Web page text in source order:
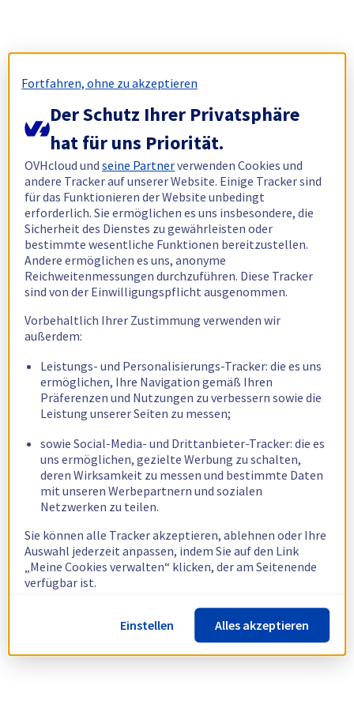
Fortfahren, ohne zu akzeptieren
Der Schutz Ihrer Privatsphäre
hat für uns Priorität.
OVHcloud undseine Partnerverwenden Cookies und
andere Tracker auf unserer Website. Einige Tracker sind
für das Funktionieren der Website unbedingt
erforderlich. Sie ermöglichen es uns insbesondere, die
Sicherheit des Dienstes zu gewährleisten oder
bestimmte wesentliche Funktionen bereitzustellen.
Andere ermöglichen es uns, anonyme
Reichweitenmessungen durchzuführen. Diese Tracker
sind von der Einwilligungspflicht ausgenommen.
Vorbehaltlich Ihrer Zustimmung verwenden wir
außerdem:
Leistungs- und Personalisierungs-Tracker: die es uns
ermöglichen, Ihre Navigation gemäß Ihren
Präferenzen und Nutzungen zu verbessern sowie die
Leistung unserer Seiten zu messen;
sowie Social-Media- und Drittanbieter-Tracker: die es
uns ermöglichen, gezielte Werbung zu schalten,
deren Wirksamkeit zu messen und bestimmte Daten
mit unseren Werbepartnern und sozialen
Netzwerken zu teilen.
Sie können alle Tracker akzeptieren, ablehnen oder Ihre
Auswahl jederzeit anpassen, indem Sie auf den Link
„Meine Cookies verwalten“ klicken, der am Seitenende
verfügbar ist.
Weitere Informationen finden Sie in unsererRichtlinie
zur Verwendung von Cookies.
Einstellen Alles akzeptieren